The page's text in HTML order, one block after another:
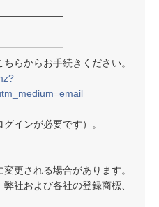
らからお手続きください。
インが必要です）。
更される場合があります。
社および各社の登録商標、